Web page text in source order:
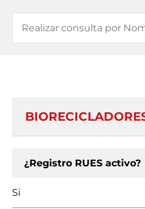
¿Registro RUES activo?
Si